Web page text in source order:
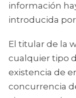
información
introducida
El titular de la
cualquier tipo
existencia de
concurrencia